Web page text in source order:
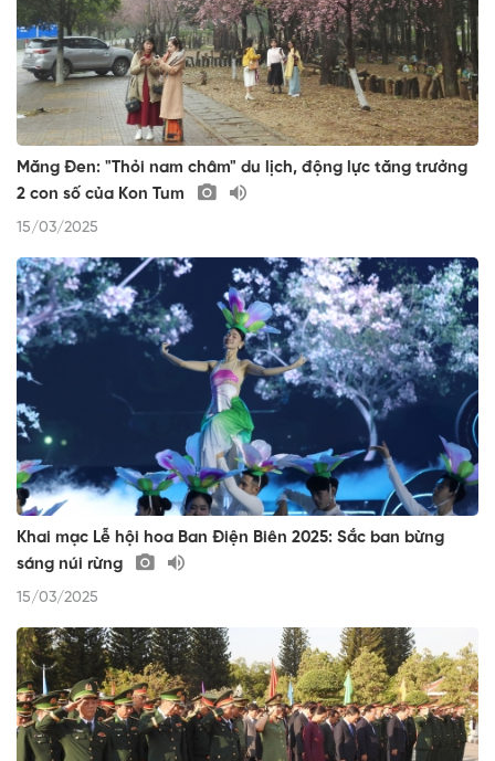
Măng Đen: "Thỏi nam châm" du lịch, động lực tăng trưởng
2 con số của Kon Tum
15/03/2025
Khai mạc Lễ hội hoa Ban Điện Biên 2025: Sắc ban bừng
sáng núi rừng
15/03/2025